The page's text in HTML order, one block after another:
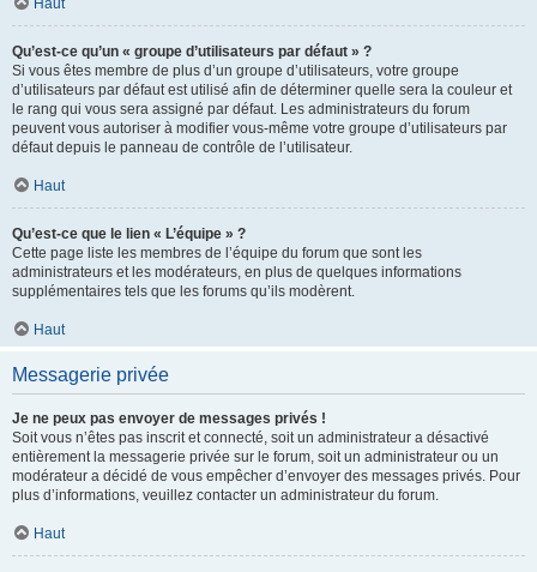
Haut
Qu’est-ce qu’un « groupe d’utilisateurs par défaut » ?
Si vous êtes membre de plus d’un groupe d’utilisateurs, votre groupe
d’utilisateurs par défaut est utilisé afin de déterminer quelle sera la couleur et
le rang qui vous sera assigné par défaut. Les administrateurs du forum
peuvent vous autoriser à modifier vous-même votre groupe d’utilisateurs par
défaut depuis le panneau de contrôle de l’utilisateur.
Haut
Qu’est-ce que le lien « L’équipe » ?
Cette page liste les membres de l’équipe du forum que sont les
administrateurs et les modérateurs, en plus de quelques informations
supplémentaires tels que les forums qu’ils modèrent.
Haut
Messagerie privée
Je ne peux pas envoyer de messages privés !
Soit vous n’êtes pas inscrit et connecté, soit un administrateur a désactivé
entièrement la messagerie privée sur le forum, soit un administrateur ou un
modérateur a décidé de vous empêcher d’envoyer des messages privés. Pour
plus d’informations, veuillez contacter un administrateur du forum.
Haut